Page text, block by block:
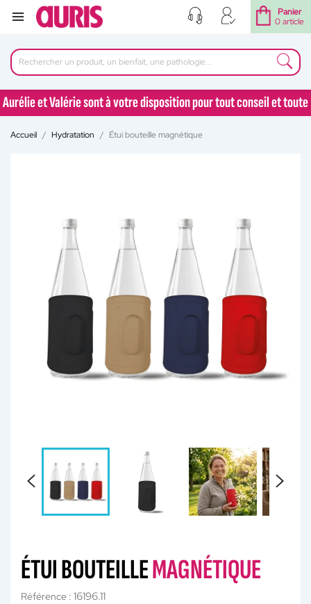
Panier
0 article
Aurélie et Valérie sont à votre disposition pour tout conseil et toute
question au 04 77 92 30 90
Aurélie et Valérie sont à votre disposition pour tout conseil et toute
Accueil Hydratation Étui bouteille magnétique
ÉTUI BOUTEILLEMAGNÉTIQUE
Référence : 16196.11